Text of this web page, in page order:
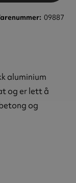
09887
aluminium
og er lett å
og